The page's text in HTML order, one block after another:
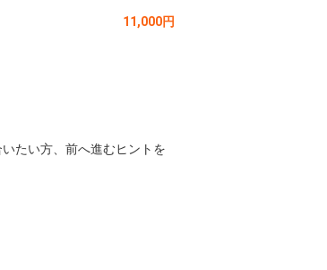
11,000円
たい方、前へ進むヒントを